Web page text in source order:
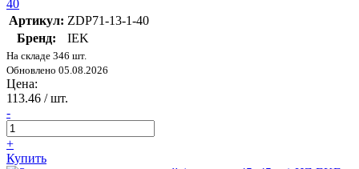
40
Артикул: ZDP71-13-1-40
Бренд:
IEK
На складе 346 шт.
Обновлено 05.08.2026
Цена:
113.46 / шт.
-
+
Купить